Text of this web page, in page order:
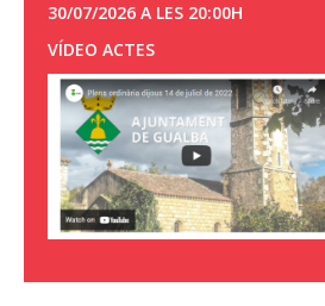
30/07/2026 A LES 20:00H
VÍDEO ACTES